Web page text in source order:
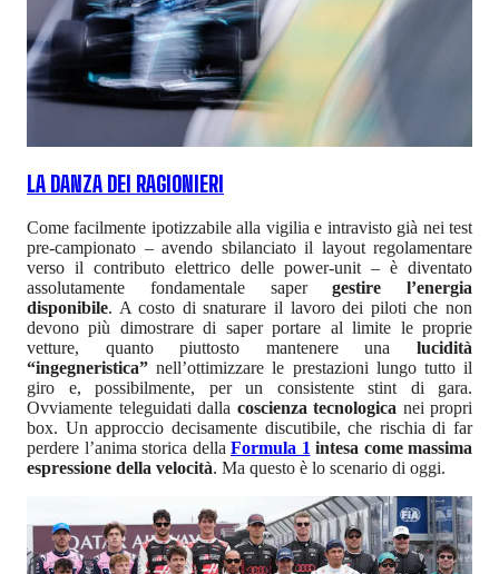
LA DANZA DEI RAGIONIERI
Come facilmente ipotizzabile alla vigilia e intravisto già nei test
pre-campionato – avendo sbilanciato il layout regolamentare
verso il contributo elettrico delle power-unit – è diventato
assolutamente fondamentale sapergestire l’energia
disponibile. A costo di snaturare il lavoro dei piloti che non
devono più dimostrare di saper portare al limite le proprie
vetture, quanto piuttosto mantenere una lucidità
“ingegneristica” nell’ottimizzare le prestazioni lungo tutto il
giro e, possibilmente, per un consistente stint di gara.
Ovviamente teleguidati dalla coscienza tecnologica nei propri
box. Un approccio decisamente discutibile, che rischia di far
perdere l’anima storica della Formula 1 intesa come massima
espressione della velocità. Ma questo è lo scenario di oggi.